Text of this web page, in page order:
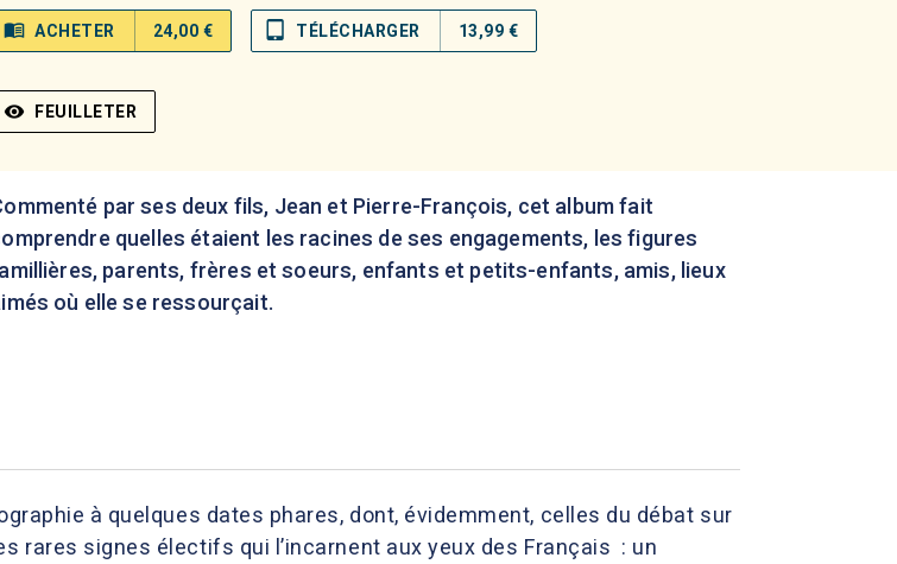
menu_book ACHETER 24,00 € tablet_mac TÉLÉCHARGER 13,99 €
visibility FEUILLETER
par ses deux fils, Jean et Pierre-François, cet album fait
quelles étaient les racines de ses engagements, les figures
parents, frères et soeurs, enfants et petits-enfants, amis, lieux
où elle se ressourçait.
à quelques dates phares, dont, évidemment, celles du débat sur
rares signes électifs qui l’incarnent aux yeux des Français : un